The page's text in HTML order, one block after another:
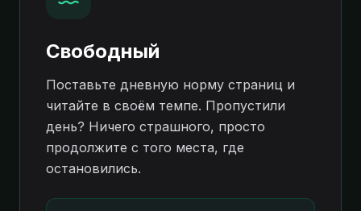
Свободный
Поставьте дневную норму страниц и
читайте в своём темпе. Пропустили
день? Ничего страшного, просто
продолжите с того места, где
остановились.